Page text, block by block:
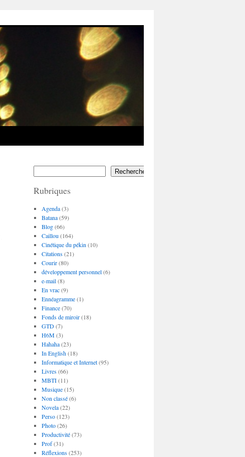
Rechercher
Rubriques
Agenda(3)
Batana(59)
Blog(66)
Caillou (164)
Cinétique du pékin (10)
Citations(21)
Courir(80)
développement personnel(6)
e-mail(8)
En vrac(9)
Ennéagramme(1)
Finance(70)
Fonds de miroir(18)
GTD(7)
H6M(3)
Hahaha(23)
In English(18)
Informatique et Internet(95)
Livres(66)
MBTI(11)
Musique(15)
Non classé(6)
Novela(22)
Perso(123)
Photo(26)
Productivité(73)
Prof(31)
Réflexions(253)